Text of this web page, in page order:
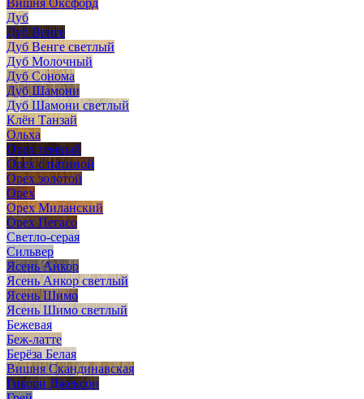
Дуб
Дуб Венге
Дуб Венге светлый
Дуб Молочный
Дуб Сонома
Дуб Шамони
Дуб Шамони светлый
Клён Танзай
Ольха
Орех темный
Орех с патиной
Орех золотой
Орех
Орех Миланский
Орех Пегасо
Светло-серая
Сильвер
Ясень Анкор
Ясень Анкор светлый
Ясень Шимо
Ясень Шимо светлый
Бежевая
Беж-латте
Берёза Белая
Вишня Скандинавская
Гикори Джексон